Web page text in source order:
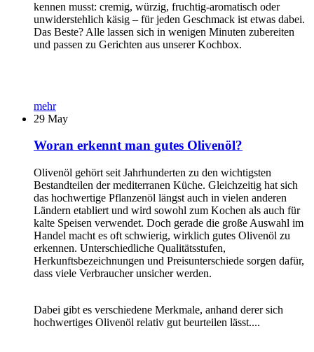
kennen musst: cremig, würzig, fruchtig-aromatisch oder
unwiderstehlich käsig – für jeden Geschmack ist etwas dabei.
Das Beste? Alle lassen sich in wenigen Minuten zubereiten
und passen zu Gerichten aus unserer Kochbox.
mehr
29 May
Woran erkennt man gutes Olivenöl?
Olivenöl gehört seit Jahrhunderten zu den wichtigsten
Bestandteilen der mediterranen Küche. Gleichzeitig hat sich
das hochwertige Pflanzenöl längst auch in vielen anderen
Ländern etabliert und wird sowohl zum Kochen als auch für
kalte Speisen verwendet. Doch gerade die große Auswahl im
Handel macht es oft schwierig, wirklich gutes Olivenöl zu
erkennen. Unterschiedliche Qualitätsstufen,
Herkunftsbezeichnungen und Preisunterschiede sorgen dafür,
dass viele Verbraucher unsicher werden.
Dabei gibt es verschiedene Merkmale, anhand derer sich
hochwertiges Olivenöl relativ gut beurteilen lässt....